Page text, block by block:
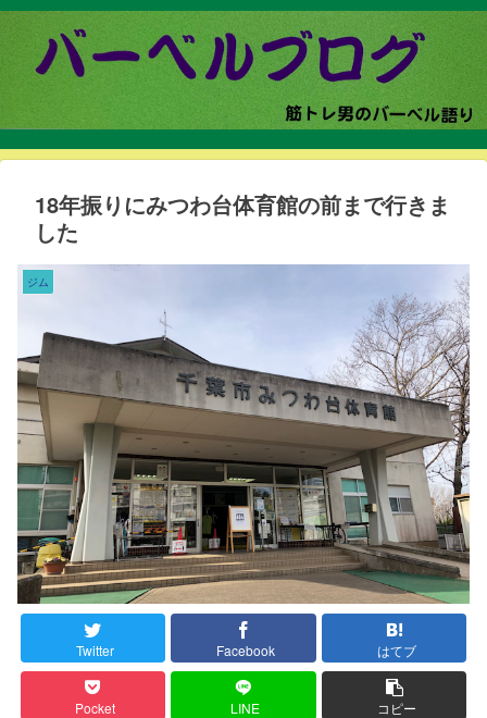
18年振りにみつわ台体育館の前まで行きま
した
ジム
Twitter Facebook はてブ
Pocket LINE コピー